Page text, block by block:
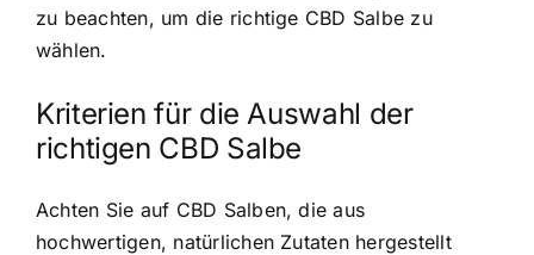
zu beachten, um die richtige CBD Salbe zu
wählen.
Kriterien für die Auswahl der
richtigen CBD Salbe
Achten Sie auf CBD Salben, die aus
hochwertigen, natürlichen Zutaten hergestellt